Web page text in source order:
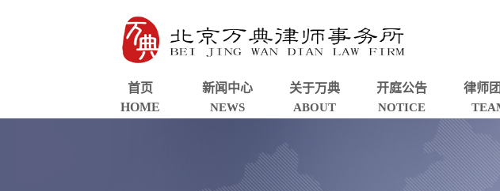
首页
HOME
新闻中心
NEWS
关于万典
ABOUT
开庭公告
NOTICE
律师